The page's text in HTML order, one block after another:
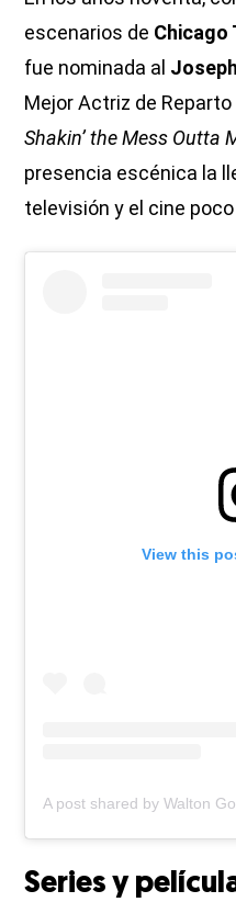
escenarios de Chicago
fue nominada al
Mejor Actriz de
Shakin’ the Mess Outta
presencia escénica la
televisión y el cine
View this
Series y